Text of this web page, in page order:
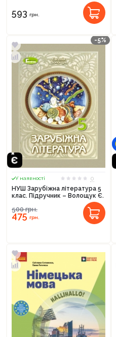
593 грн.
-5%
У наявності
0
НУШ Зарубіжна література 5
клас. Підручник – Волощук Є.
500грн.
475грн.